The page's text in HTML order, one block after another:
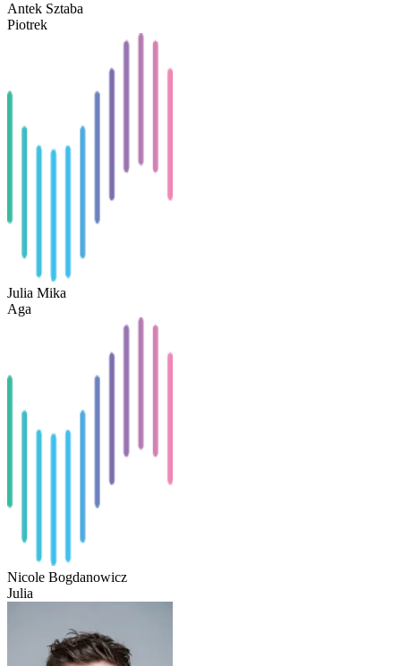
Antek Sztaba
Piotrek
Julia Mika
Aga
Nicole Bogdanowicz
Julia